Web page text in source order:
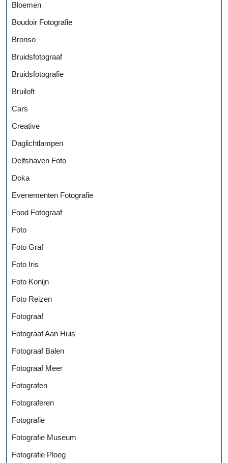
Bloemen
Boudoir Fotografie
Bronso
Bruidsfotograaf
Bruidsfotografie
Bruiloft
Cars
Creative
Daglichtlampen
Delfshaven Foto
Doka
Evenementen Fotografie
Food Fotograaf
Foto
Foto Graf
Foto Iris
Foto Konijn
Foto Reizen
Fotograaf
Fotograaf Aan Huis
Fotograaf Balen
Fotograaf Meer
Fotografen
Fotograferen
Fotografie
Fotografie Museum
Fotografie Ploeg